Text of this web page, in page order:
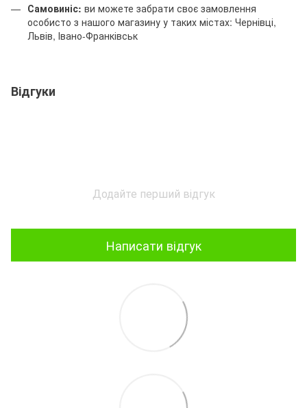
Самовиніс: ви можете забрати своє замовлення
особисто з нашого магазину у таких містах: Чернівці,
Львів, Івано-Франківськ
Відгуки
Додайте перший відгук
Написати відгук